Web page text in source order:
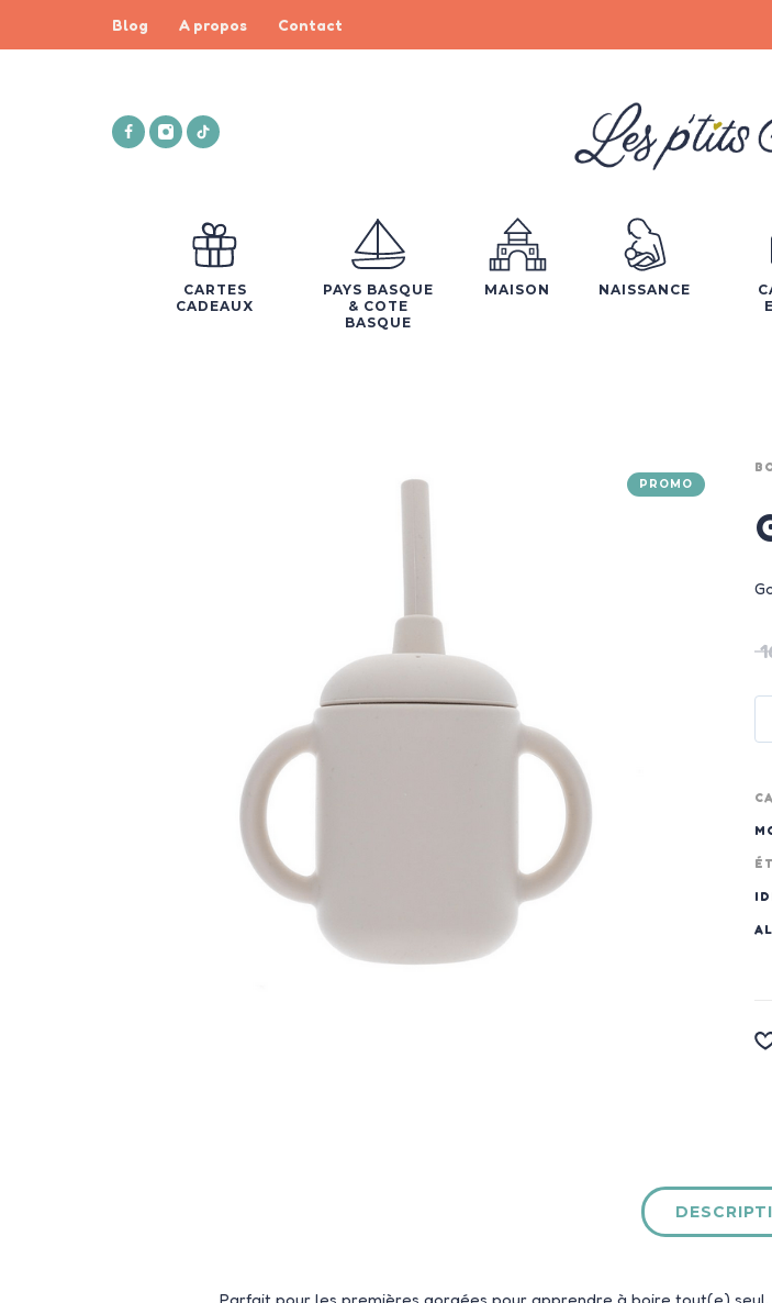
Blog A propos Contact
CARTES
CADEAUX
PAYS BASQUE
& COTE
BASQUE
MAISON NAISSANCE
PROMO
Parfait pour les premières gorgées pour apprendre à boire tout(e) seul,